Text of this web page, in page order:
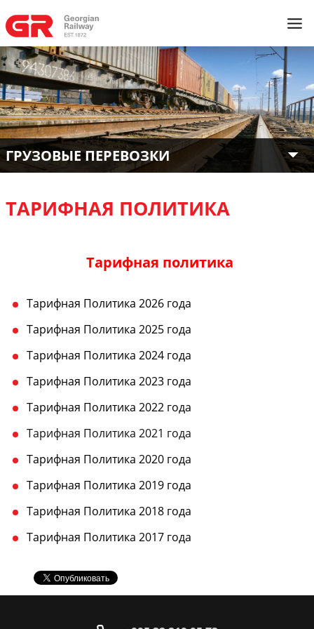
ГРУЗОВЫЕ ПЕРЕВОЗКИ
ТАРИФНАЯ ПОЛИТИКА
Тарифная политика
Тарифная Политика 2026 года
Тарифная Политика 2025 года
Тарифная Политика 2024 года
Тарифная Политика 2023 года
Тарифная Политика 2022 года
Тарифная Политика 2021 года
Тарифная Политика 2020 года
Тарифная Политика 2019 года
Тарифная Политика 2018 года
Тарифная Политика 2017 года